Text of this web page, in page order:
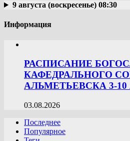
9 августа (воскресенье) 08:30
Информация
РАСПИСАНИЕ
КАФЕДРАЛЬНОГО
АЛЬМЕТЬЕВСКА 3-
03.08.2026
Последнее
Популярное